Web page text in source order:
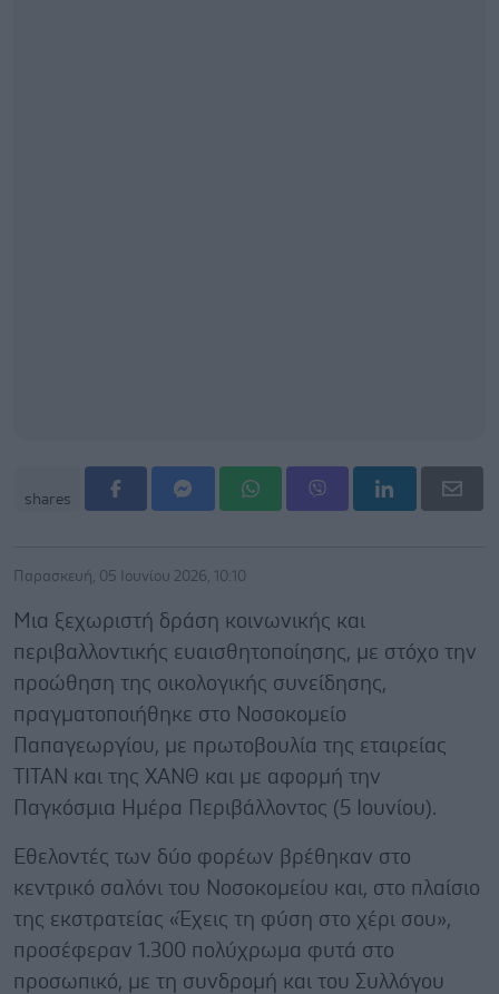
shares
Παρασκευή, 05 Ιουνίου 2026, 10:10
Μια ξεχωριστή δράση κοινωνικής και
περιβαλλοντικής ευαισθητοποίησης, με στόχο την
προώθηση της οικολογικής συνείδησης,
πραγματοποιήθηκε στο Νοσοκομείο
Παπαγεωργίου, με πρωτοβουλία της εταιρείας
ΤΙΤΑΝ και της ΧΑΝΘ και με αφορμή την
Παγκόσμια Ημέρα Περιβάλλοντος (5 Ιουνίου).
Εθελοντές των δύο φορέων βρέθηκαν στο
κεντρικό σαλόνι του Νοσοκομείου και, στο πλαίσιο
της εκστρατείας «Έχεις τη φύση στο χέρι σου»,
προσέφεραν 1.300 πολύχρωμα φυτά στο
προσωπικό, με τη συνδρομή και του Συλλόγου